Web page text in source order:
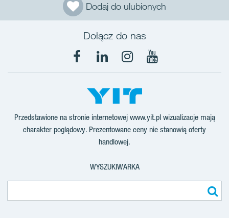
Dodaj do ulubionych
Dołącz do nas
Facebook
LinkedInInstagram
YouTube
Przedstawione na stronie internetowej www.yit.pl wizualizacje mają
charakter poglądowy. Prezentowane ceny nie stanowią oferty
handlowej.
WYSZUKIWARKA